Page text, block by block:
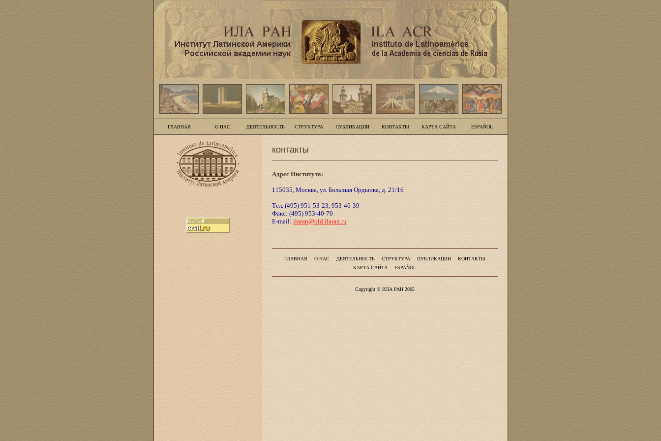
ГЛАВНАЯ О НАС ДЕЯТЕЛЬНОСТЬ СТРУКТУРА ПУБЛИКАЦИИ КОНТАКТЫ КАРТА САЙТА ESPAÑOL
контакты
Адрес Института:
115035, Москва, ул. Большая Ордынка, д. 21/16
Тел. (495) 951-53-23, 953-46-39
Факс: (495) 953-40-70
E-mail: ilaran@old.ilaran.ru
ГЛАВНАЯ О НАС ДЕЯТЕЛЬНОСТЬ СТРУКТУРА ПУБЛИКАЦИИ
КОНТАКТЫ
КАРТА САЙТА
ESPAÑOL
Copyright © ИЛА РАН 2005